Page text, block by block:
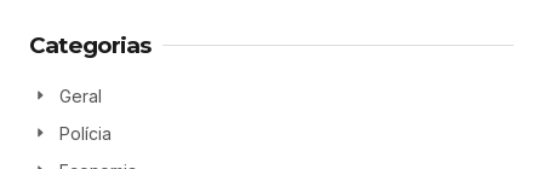
Categorias
Geral
Polícia